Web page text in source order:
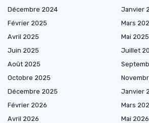
Décembre 2024
Janvier
Février 2025
Mars
Avril 2025
Mai 2025
Juin 2025
Juillet
Août 2025
Octobre 2025
Décembre 2025
Janvier
Février 2026
Mars
Avril 2026
Mai 2026